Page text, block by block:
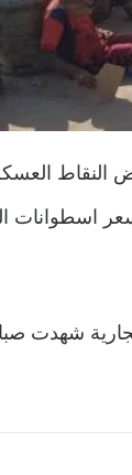
اسطوانات
شهدت صباح